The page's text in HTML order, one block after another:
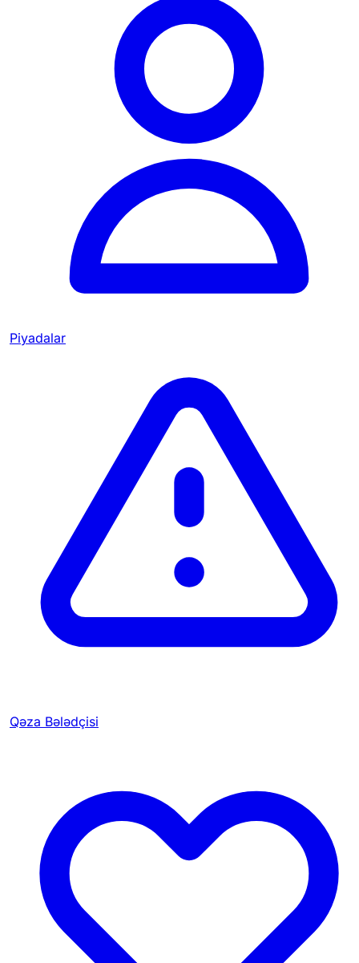
Piyadalar
Qəza Bələdçisi